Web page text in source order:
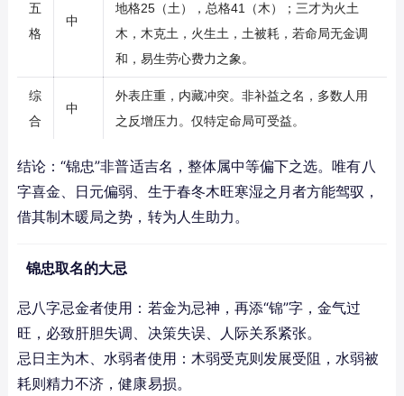
五
格
中
地格25（土），总格41（木）；三才为火土
木，木克土，火生土，土被耗，若命局无金调
和，易生劳心费力之象。
综
合
中
外表庄重，内藏冲突。非补益之名，多数人用
之反增压力。仅特定命局可受益。
结论：“锦忠”非普适吉名，整体属中等偏下之选。唯有八
字喜金、日元偏弱、生于春冬木旺寒湿之月者方能驾驭，
借其制木暖局之势，转为人生助力。
锦忠取名的大忌
忌八字忌金者使用：若金为忌神，再添“锦”字，金气过
旺，必致肝胆失调、决策失误、人际关系紧张。
忌日主为木、水弱者使用：木弱受克则发展受阻，水弱被
耗则精力不济，健康易损。